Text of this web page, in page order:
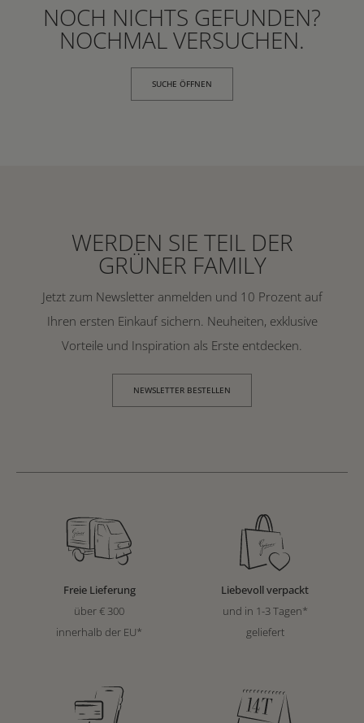
NOCH NICHTS GEFUNDEN?
NOCHMAL VERSUCHEN.
SUCHE ÖFFNEN
WERDEN SIE TEIL DER
GRÜNER FAMILY
Jetzt zum Newsletter anmelden und 10 Prozent auf
Ihren ersten Einkauf sichern. Neuheiten, exklusive
Vorteile und Inspiration als Erste entdecken.
NEWSLETTER BESTELLEN
Freie Lieferung
über € 300
innerhalb der EU*
Liebevoll verpackt
und in 1-3 Tagen*
geliefert